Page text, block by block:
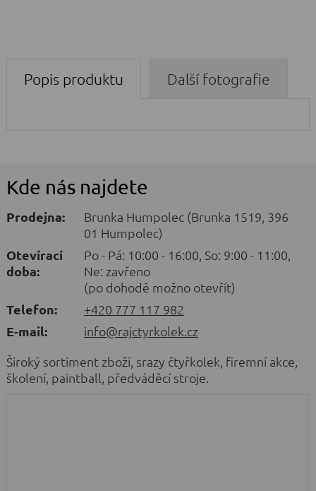
Popis produktu Další fotografie
Kde nás najdete
Prodejna:
Brunka Humpolec (Brunka 1519, 396
01 Humpolec)
Otevírací
doba:
Po - Pá: 10:00 - 16:00, So: 9:00 - 11:00,
Ne: zavřeno
(po dohodě možno otevřít)
Telefon:
+420 777 117 982
E-mail:
info@rajctyrkolek.cz
Široký sortiment zboží, srazy čtyřkolek, firemní akce,
školení, paintball, předváděcí stroje.